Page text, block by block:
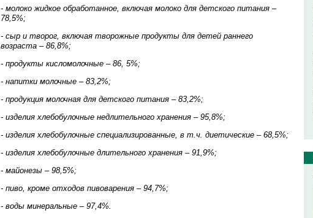
- молоко жидкое обработанное, включая молоко для детского питания –
78,5%;
- сыр и творог, включая творожные продукты для детей раннего
возраста – 86,8%;
- продукты кисломолочные – 86, 5%;
- напитки молочные – 83,2%;
- продукция молочная для детского питания – 83,2%;
- изделия хлебобулочные недлительного хранения – 95,8%;
- изделия хлебобулочные специализированные, в т.ч. диетические – 68,5%;
- изделия хлебобулочные длительного хранения – 91,9%;
- майонезы – 98,5%;
- пиво, кроме отходов пивоварения – 94,7%;
- воды минеральные – 97,4%.